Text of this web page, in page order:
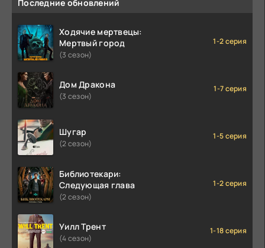
Последние обновлений
Ходячие мертвецы:
Мертвый город
(3 сезон)
1-2 серия
Дом Дракона
(3 сезон)
1-7 серия
Шугар
(2 сезон)
1-5 серия
Библиотекари:
Следующая глава
(2 сезон)
1-2 серия
Уилл Трент
(4 сезон)
1-18 серия